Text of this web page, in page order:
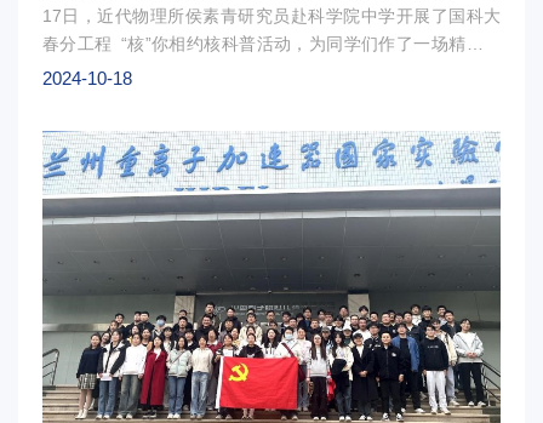
17日，近代物理所侯素青研究员赴科学院中学开展了国科大
春分工程 “核”你相约核科普活动，为同学们作了一场精彩绝
伦的讲座，向大家介绍了一种别具一格的"烟花"——恒星，并
片，活跃课堂，激发起同学们对宇宙的好奇心。紧接着，介绍
了地球大气层之上的哈勃望远镜的历史，并通过它所拍摄的宇
宙照片，让同学们深深感受到宇宙的浩大和神秘。接下来，侯
老师基于人类生存的地球带领同学们走近了解恒星，详细介绍
了恒星的形成、演变和消亡过程。随后，侯老师引入一个新的
话题——恒星演化最终如何影响人类未来并与同学们一起探讨
适合人类生存的其他星球。侯老师用通俗易懂的语言解释了天
文学的基本概念和原理，使同学们对宇宙和我们的家园有了更
加清晰的认识。侯老师还穿插了许多有趣的科学故事和案例。
这些故事不仅让同学们感受到了科学的魅力，也激发了他们探
索未知世界的热情。在讲座的最后，侯老师介绍了我国近年来
2024-10-18